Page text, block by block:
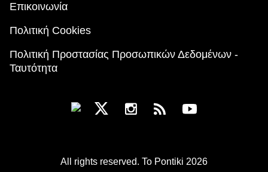
Επικοινωνία
Πολιτική Cookies
Πολιτική Προστασίας Προσωπικών Δεδομένων -
Ταυτότητα
All rights reserved. To Pontiki 2026